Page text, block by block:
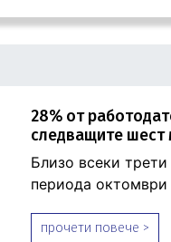
28% от
следващите шест
Близо всеки
периода
прочети повече >